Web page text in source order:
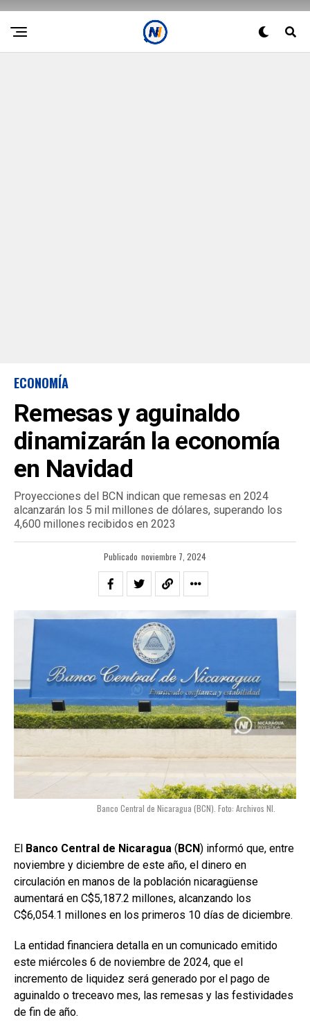
ECONOMÍA
Remesas y aguinaldo
dinamizarán la economía
en Navidad
Proyecciones del BCN indican que remesas en 2024
alcanzarán los 5 mil millones de dólares, superando los
4,600 millones recibidos en 2023
Publicado noviembre 7, 2024
Banco Central de Nicaragua (BCN). Foto: Archivos NI.
El Banco Central de Nicaragua (BCN) informó que, entre
noviembre y diciembre de este año, el dinero en
circulación en manos de la población nicaragüense
aumentará en C$5,187.2 millones, alcanzando los
C$6,054.1 millones en los primeros 10 días de diciembre.
La entidad financiera detalla en un comunicado emitido
este miércoles 6 de noviembre de 2024, que el
incremento de liquidez será generado por el pago de
aguinaldo o treceavo mes, las remesas y las festividades
de fin de año.